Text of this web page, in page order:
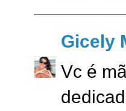
Gicely
Vc é